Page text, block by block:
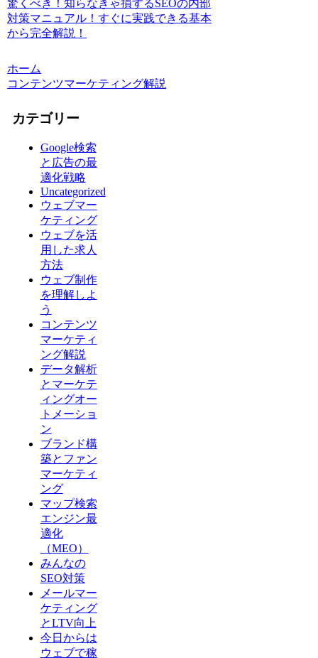
驚くべき！知らなきゃ損するSEOの内部
対策マニュアル！すぐに実践できる基本
から完全解説！
ホーム
コンテンツマーケティング解説
カテゴリー
Google検索
と広告の最
適化戦略
Uncategorized
ウェブマー
ケティング
ウェブを活
用した求人
方法
ウェブ制作
を理解しよ
う
コンテンツ
マーケティ
ング解説
データ解析
とマーケテ
ィングオー
トメーショ
ン
ブランド構
築とファン
マーケティ
ング
マップ検索
エンジン最
適化
（MEO）
みんなの
SEO対策
メールマー
ケティング
とLTV向上
今日からは
ウェブで稼